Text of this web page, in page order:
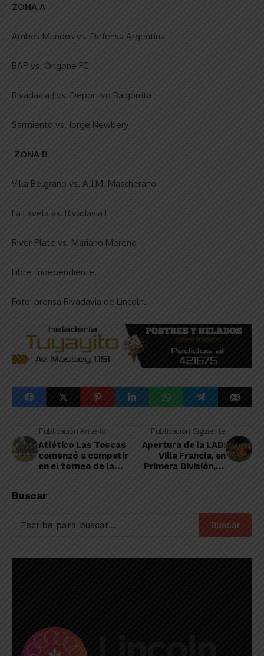
ZONA A
Ambos Mundos vs. Defensa Argentina
BAP vs. Origone FC
Rivadavia J vs. Deportivo Baigorrita
Sarmiento vs. Jorge Newbery
ZONA B
Villa Belgrano vs. A.J.M. Mascherano
La Favela vs. Rivadavia L
River Plate vs. Mariano Moreno
Libre: Independiente.
Foto: prensa Rivadavia de Lincoln.
Publicación Anterior
Atlético Las Toscas
comenzó a competir
en el torneo de la
Publicación Siguiente
Apertura de la LAD:
Villa Francia, en
Primera División, le
Buscar
Buscar